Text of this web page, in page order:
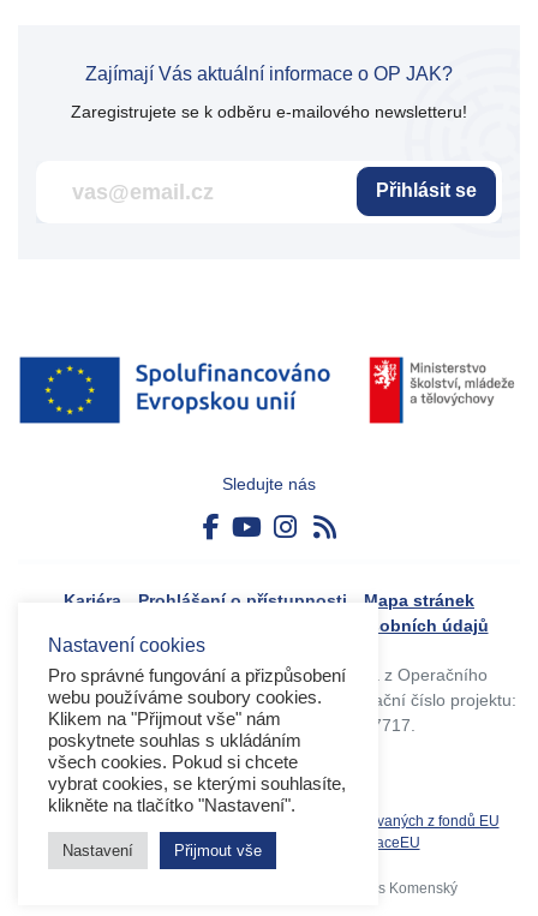
Zajímají Vás aktuální informace o OP JAK?
Zaregistrujete se k odběru e-mailového newsletteru!
Přihlásit se
Sledujte nás
Kariéra Prohlášení o přístupnosti
Mapa stránek
Zásady ochrany osobních údajů
Tvorba webového portálu byla financovaná z Operačního
programu Výzkum, vývoj a vzdělávání. Registrační číslo projektu:
CZ.02.4.125/0.0/0.0/17_045/0017717.
Databáze produktů spolufinancovaných z fondů EU
OPVVV
EK MS2021+ DotaceEU
Copyright 2026 © Operační program Jan Amos Komenský
Nastavení cookies
Pro správné fungování a přizpůsobení
webu používáme soubory cookies.
Klikem na "Přijmout vše" nám
poskytnete souhlas s ukládáním
všech cookies. Pokud si chcete
vybrat cookies, se kterými souhlasíte,
klikněte na tlačítko "Nastavení".
Nastavení Přijmout vše